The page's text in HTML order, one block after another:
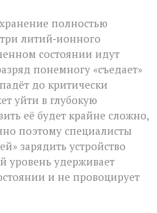
полностью
литий‑ионного
состоянии идут
понемногу «съедает»
до критически
уйти в глубокую
её будет крайне сложно,
поэтому специалисты
зарядить устройство
уровень удерживает
и не провоцирует